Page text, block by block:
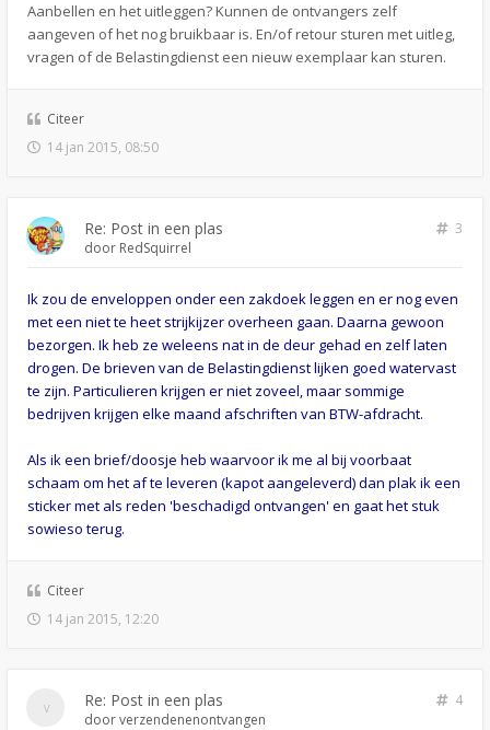
Aanbellen en het uitleggen? Kunnen de ontvangers zelf
aangeven of het nog bruikbaar is. En/of retour sturen met uitleg,
vragen of de Belastingdienst een nieuw exemplaar kan sturen.
Citeer
14 jan 2015, 08:50
Re: Post in een plas
3
door RedSquirrel
Ik zou de enveloppen onder een zakdoek leggen en er nog even
met een niet te heet strijkijzer overheen gaan. Daarna gewoon
bezorgen. Ik heb ze weleens nat in de deur gehad en zelf laten
drogen. De brieven van de Belastingdienst lijken goed watervast
te zijn. Particulieren krijgen er niet zoveel, maar sommige
bedrijven krijgen elke maand afschriften van BTW-afdracht.
Als ik een brief/doosje heb waarvoor ik me al bij voorbaat
schaam om het af te leveren (kapot aangeleverd) dan plak ik een
sticker met als reden 'beschadigd ontvangen' en gaat het stuk
sowieso terug.
Citeer
14 jan 2015, 12:20
Re: Post in een plas
4
doorverzendenenontvangen